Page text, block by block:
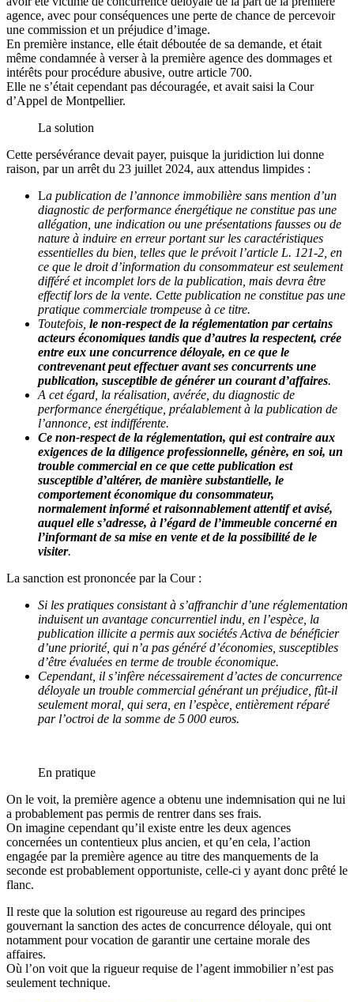
agence, avec pour conséquences une perte de chance de percevoir
une commission et un préjudice d’image.
En première instance, elle était déboutée de sa demande, et était
même condamnée à verser à la première agence des dommages et
intérêts pour procédure abusive, outre article 700.
Elle ne s’était cependant pas découragée, et avait saisi la Cour
d’Appel de Montpellier.
La solution
Cette persévérance devait payer, puisque la juridiction lui donne
raison, par un arrêt du 23 juillet 2024, aux attendus limpides :
La publication de l’annonce immobilière sans mention d’un
diagnostic de performance énergétique ne constitue pas une
allégation, une indication ou une présentations fausses ou de
nature à induire en erreur portant sur les caractéristiques
essentielles du bien, telles que le prévoit l’article L. 121-2, en
ce que le droit d’information du consommateur est seulement
différé et incomplet lors de la publication, mais devra être
effectif lors de la vente. Cette publication ne constitue pas une
pratique commerciale trompeuse à ce titre.
Toutefois, le non-respect de la réglementation par certains
acteurs économiques tandis que d’autres la respectent, crée
entre eux une concurrence déloyale, en ce que le
contrevenant peut effectuer avant ses concurrents une
publication, susceptible de générer un courant d’affaires.
A cet égard, la réalisation, avérée, du diagnostic de
performance énergétique, préalablement à la publication de
l’annonce, est indifférente.
Ce non-respect de la réglementation, qui est contraire aux
exigences de la diligence professionnelle, génère, en soi, un
trouble commercial en ce que cette publication est
susceptible d’altérer, de manière substantielle, le
comportement économique du consommateur,
normalementinformé et raisonnablement attentif et avisé,
auquel elle s’adresse, à l’égard de l’immeuble concerné en
l’informant de sa mise en vente et de la possibilité de le
visiter.
La sanction est prononcée par la Cour :
Si les pratiques consistant à s’affranchir d’une réglementation
induisent un avantage concurrentiel indu, en l’espèce, la
publication illicite a permis aux sociétés Activa de bénéficier
d’une priorité, qui n’a pas généré d’économies, susceptibles
d’être évaluées en terme de trouble économique.
Cependant, il s’infère nécessairement d’actes de concurrence
déloyale un trouble commercial générant un préjudice, fût-il
seulement moral, qui sera, en l’espèce, entièrement réparé
par l’octroi de la somme de 5 000 euros.
En pratique
On le voit, la première agence a obtenu une indemnisation qui ne lui
a probablement pas permis de rentrer dans ses frais.
On imagine cependant qu’il existe entre les deux agences
concernées un contentieux plus ancien, et qu’en cela, l’action
engagée par la première agence au titre des manquements de la
seconde est probablement opportuniste, celle-ci y ayant donc prêté le
flanc.
Il reste que la solution est rigoureuse au regard des principes
gouvernant la sanction des actes de concurrence déloyale, qui ont
notamment pour vocation de garantir une certaine morale des
affaires.
Où l’on voit que la rigueur requise de l’agent immobilier n’est pas
seulement technique.